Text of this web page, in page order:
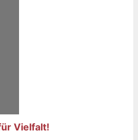
Vielfalt!